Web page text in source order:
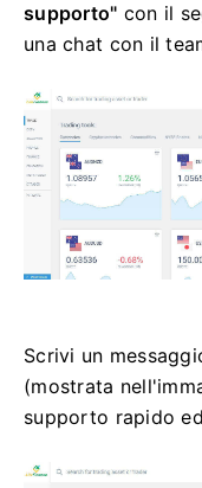
supporto" con il
una chat con il
Scrivi un
(mostrata
supporto rapido